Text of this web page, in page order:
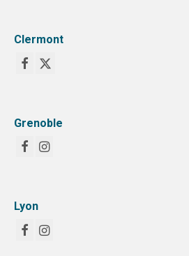
Clermont
Grenoble
Lyon